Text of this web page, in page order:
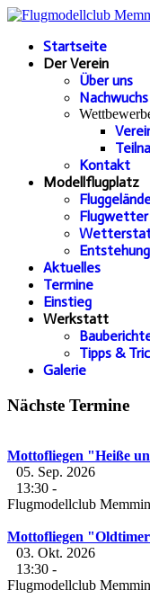
Startseite
Der Verein
Über uns
Nachwuchs
Kontakt
Modellflugplatz
Flugwetter
Entstehung
Aktuelles
Termine
Einstieg
Werkstatt
Tipps &
Galerie
Nächste Termine
Mottofliegen "Heiße
05. Sep. 2026
13:30 -
Flugmodellclub
Mottofliegen
03. Okt. 2026
13:30 -
Flugmodellclub